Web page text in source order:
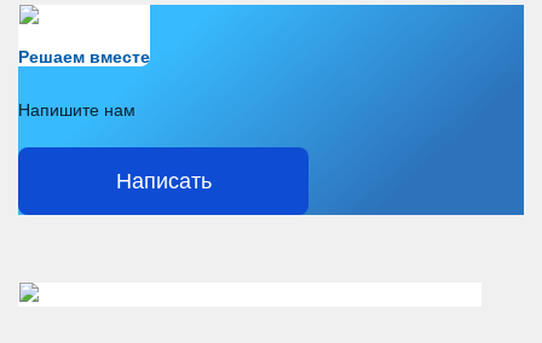
Решаем вместе
Напишите нам
Написать